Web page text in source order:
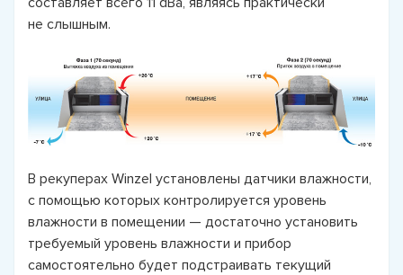
не слышным.
В рекуперах Winzel установлены датчики влажности,
с помощью которых контролируется уровень
влажности в помещении — достаточно установить
требуемый уровень влажности и прибор
самостоятельно будет подстраивать текущий